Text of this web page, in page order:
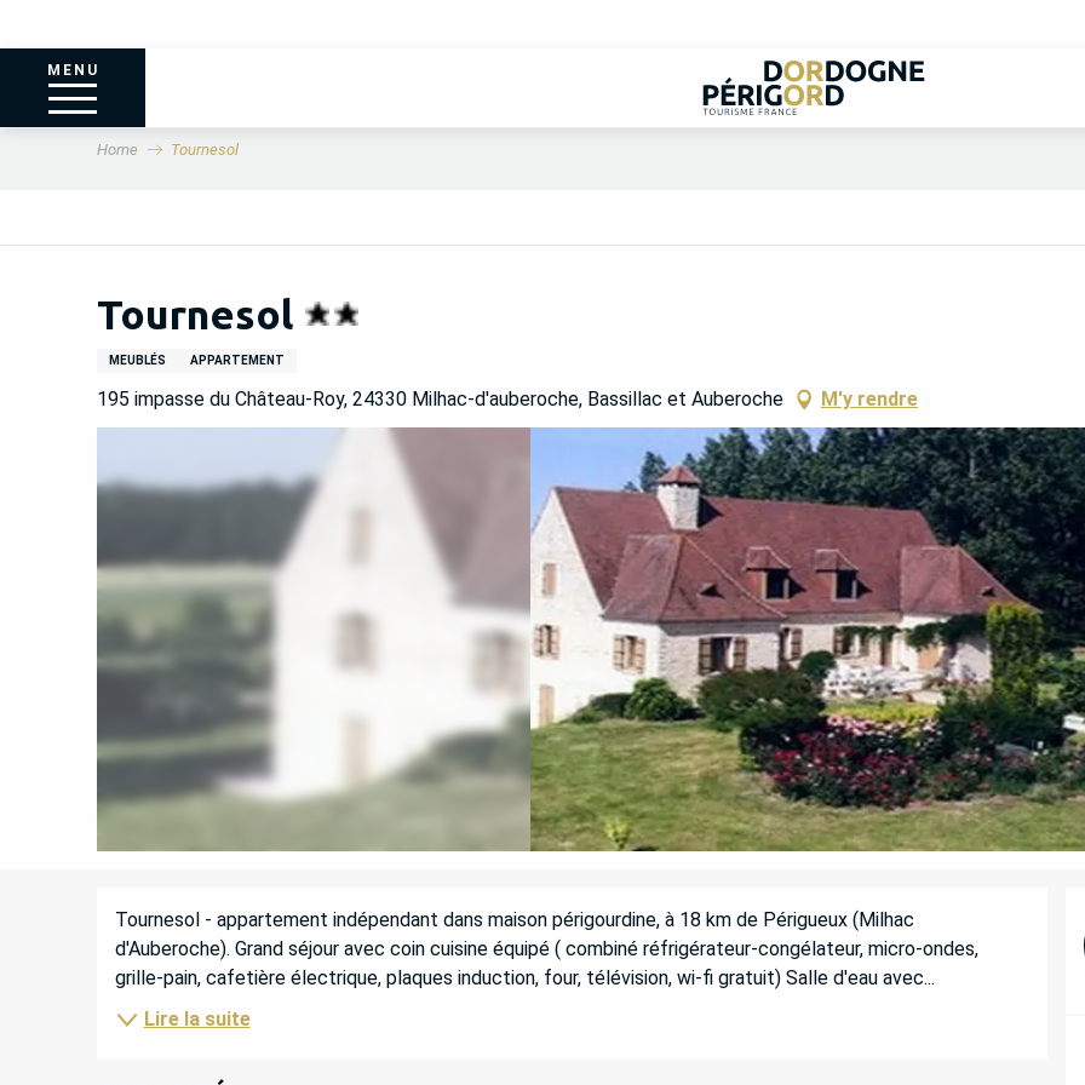
MENU
Home Tournesol
Tournesol
MEUBLÉS APPARTEMENT
195 impasse du Château-Roy, 24330 Milhac-d'auberoche, Bassillac et Auberoche M'y rendre
DESCRIPTION
Tournesol - appartement indépendant dans maison périgourdine, à 18 km de Périgueux (Milhac
d'Auberoche). Grand séjour avec coin cuisine équipé ( combiné réfrigérateur-congélateur, micro-ondes,
grille-pain, cafetière électrique, plaques induction, four, télévision, wi-fi gratuit) Salle d'eau avec...
Lire la suite